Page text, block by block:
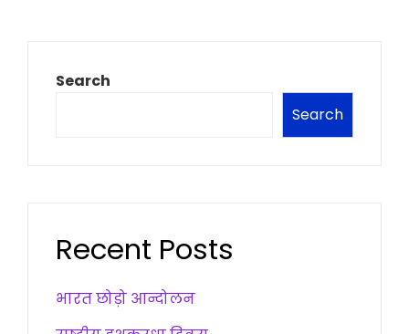
Search
Search
Recent Posts
भारत छोड़ो आन्दोलन